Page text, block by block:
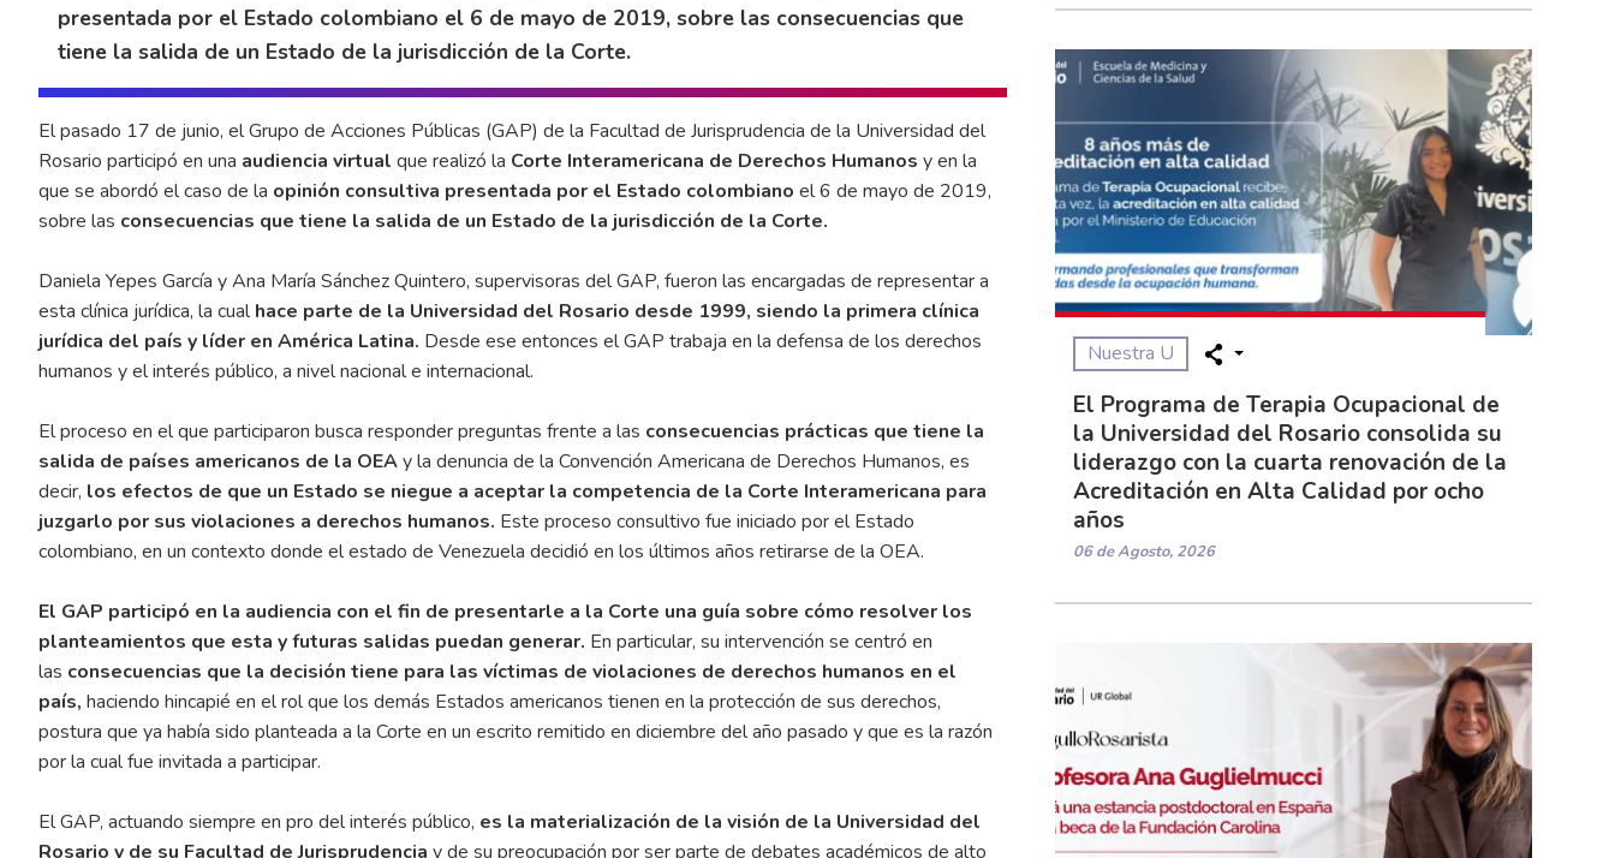
presentada por el Estado colombiano el 6 de mayo de 2019, sobre las consecuencias que
tiene la salida de un Estado de la jurisdicción de la Corte.
El pasado 17 de junio, el Grupo de Acciones Públicas (GAP) de la Facultad de Jurisprudencia de la Universidad del
Rosario participó en una audiencia virtual que realizó la Corte Interamericana de Derechos Humanos y en la
que se abordó el caso de la opinión consultiva presentada por el Estado colombiano el 6 de mayo de 2019,
sobre las consecuencias que tiene la salida de un Estado de la jurisdicción de la Corte.
Daniela Yepes García y Ana María Sánchez Quintero, supervisoras del GAP, fueron las encargadas de representar a
esta clínica jurídica, la cualhace parte de la Universidad del Rosario desde 1999, siendo la primera clínica
jurídica del país y líder en América Latina. Desde ese entonces el GAP trabaja en la defensa de los derechos
humanos y el interés público, a nivel nacional e internacional.
El proceso en el que participaron busca responder preguntas frente a las consecuencias prácticas que tiene la
salida de países americanos de la OEAy la denuncia de la Convención Americana de Derechos Humanos, es
decir, los efectos de que un Estado se niegue a aceptar la competencia de la Corte Interamericana para
juzgarlo por sus violaciones a derechos humanos. Este proceso consultivo fue iniciado por el Estado
colombiano, en un contexto donde el estado de Venezuela decidió en los últimos años retirarse de la OEA.
El GAP participó en la audiencia con el fin de presentarle a la Corte una guía sobre cómo resolver los
planteamientos que esta y futuras salidas puedan generar. En particular, su intervención se centró en
las consecuencias que la decisión tiene para las víctimas de violaciones de derechos humanos en el
país, haciendo hincapié en el rol que los demás Estados americanos tienen en la protección de sus derechos,
postura que ya había sido planteada a la Corte en un escrito remitido en diciembre del año pasado y que es la razón
por la cual fue invitada a participar.
El GAP, actuando siempre en pro del interés público, es la materialización de la visión de la Universidad del
Rosario y de su Facultad de Jurisprudencia y de su preocupación por ser parte de debates académicos de alto
Nuestra U
El Programa de Terapia Ocupacional de
la Universidad del Rosario consolida su
liderazgo con la cuarta renovación de la
Acreditación en Alta Calidad por ocho
años
06 de Agosto, 2026